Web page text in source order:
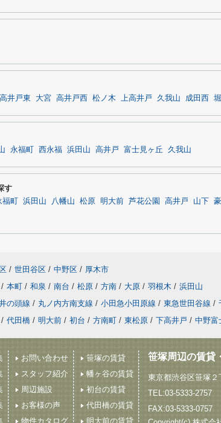
高井戸東 大宮 高井戸西 松ノ木 上高井戸 久我山 成田西
永福町 西永福 浜田山 高井戸 富士見ヶ丘 久我山
す
町 浜田山 八幡山 松原 明大前 芦花公園 高井戸 山下
/ 世田谷区 / 中野区 / 厚木市
/ 本町 / 和泉 / 南台 / 松原 / 方南 / 大原 / 羽根木 / 浜田山
の頭線 / 丸ノ内方南支線 / 小田急小田原線 / 東急世田谷線 /
/ 代田橋 / 明大前 / 初台 / 方南町 / 東松原 / 下高井戸 / 中野富
お問い合わせ
スタッフ紹介
周辺施設
お客様の声
物件カタログ
笹塚の賃貸
幡ヶ谷の賃貸
初台の賃貸
代田橋の賃貸
明大前の賃貸
笹塚周辺の賃貸
東京都渋谷区笹塚
TEL:03-5333-2757
FAX:03-5333-0757